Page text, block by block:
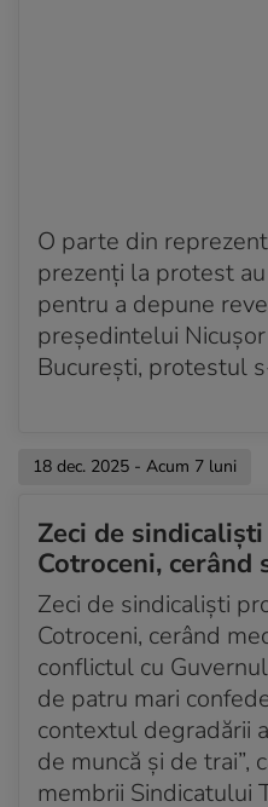
O parte din
prezenți la protest
pentru a depune
președintelui
București, protestul
18 dec. 2025 - Acum 7 luni
Zeci de
Cotroceni, cerând
Zeci de sindicalişti
Cotroceni, cerând
conflictul cu
de patru mari
contextul degradării
de muncă şi de trai”,
membrii Sindicatului